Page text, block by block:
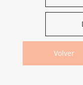
Volver